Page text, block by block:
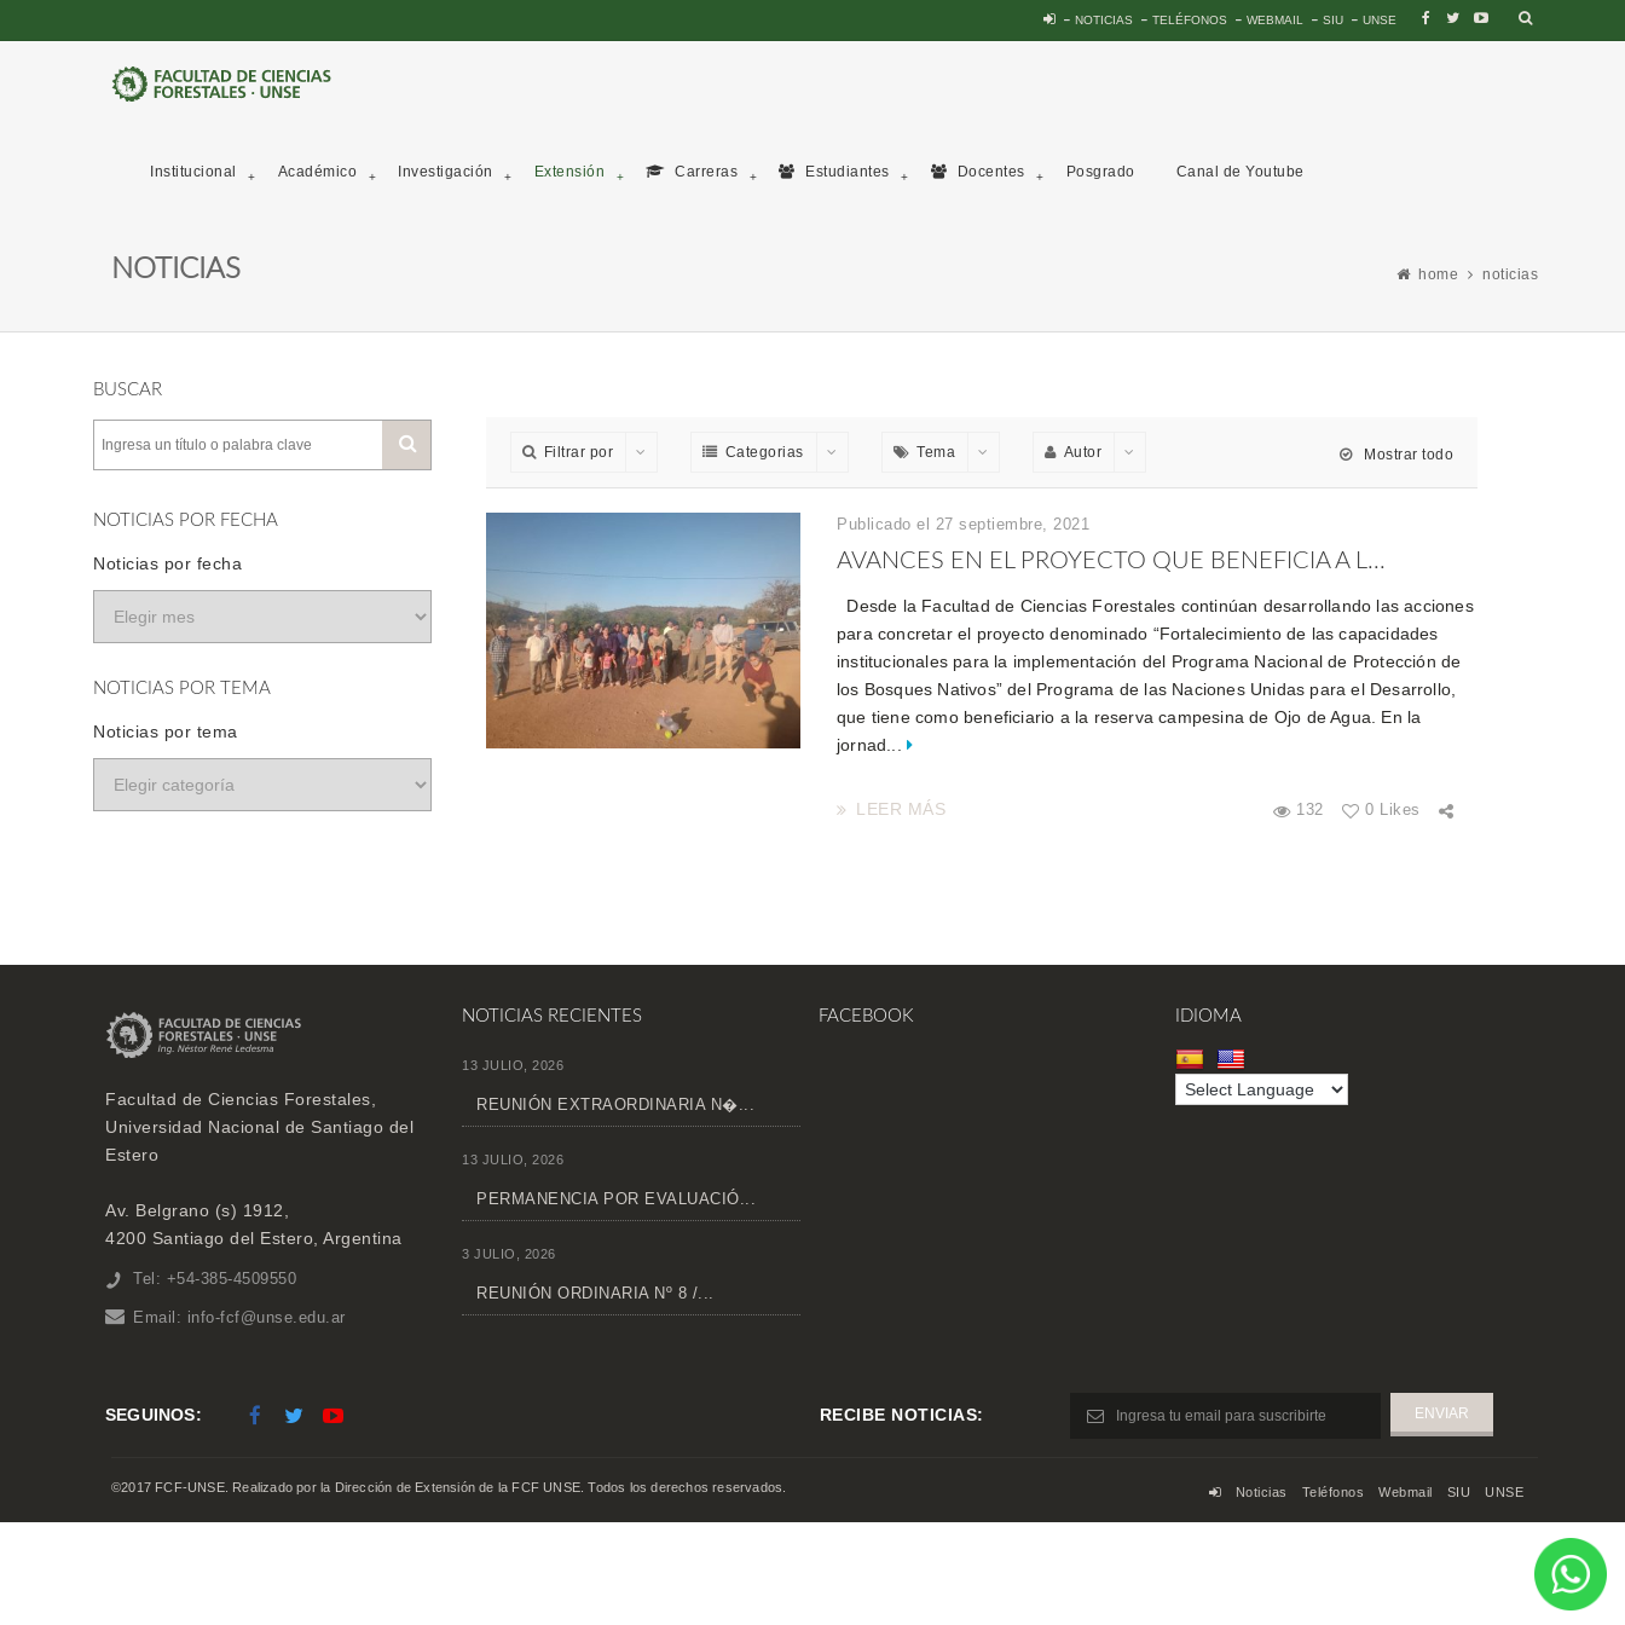
NOTICIAS TELÉFONOS WEBMAIL SIU UNSE
Institucional Académico Investigación Extensión Carreras Estudiantes Docentes Posgrado Canal de Youtube
NOTICIAS home noticias
BUSCAR
NOTICIAS POR FECHA
Noticias por fecha
NOTICIAS POR TEMA
Noticias por tema
Filtrar por Categorias Tema Autor Mostrar todo
Publicado el 27 septiembre, 2021
AVANCES EN EL PROYECTO QUE BENEFICIA A L...
Desde la Facultad de Ciencias Forestales continúan desarrollando las acciones
para concretar el proyecto denominado “Fortalecimiento de las capacidades
institucionales para la implementación del Programa Nacional de Protección de
los Bosques Nativos” del Programa de las Naciones Unidas para el Desarrollo,
que tiene como beneficiario a la reserva campesina de Ojo de Agua. En la
jornad...
132 0 Likes
LEER MÁS
Facultad de Ciencias Forestales,
Universidad Nacional de Santiago del
Estero
Av. Belgrano (s) 1912,
4200 Santiago del Estero, Argentina
Tel: +54-385-4509550
Email: info-fcf@unse.edu.ar
NOTICIAS RECIENTES
13 JULIO, 2026
REUNIÓN EXTRAORDINARIA N�...
13 JULIO, 2026
PERMANENCIA POR EVALUACIÓ...
3 JULIO, 2026
REUNIÓN ORDINARIA Nº 8 /...
FACEBOOK IDIOMA
SEGUINOS: RECIBE NOTICIAS:
©2017 FCF-UNSE. Realizado por la Dirección de Extensión de la FCF UNSE. Todos los derechos reservados. Noticias Teléfonos Webmail SIU UNSE